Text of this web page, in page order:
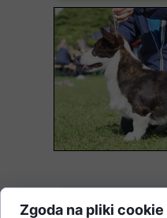
Zgoda na pliki cookie